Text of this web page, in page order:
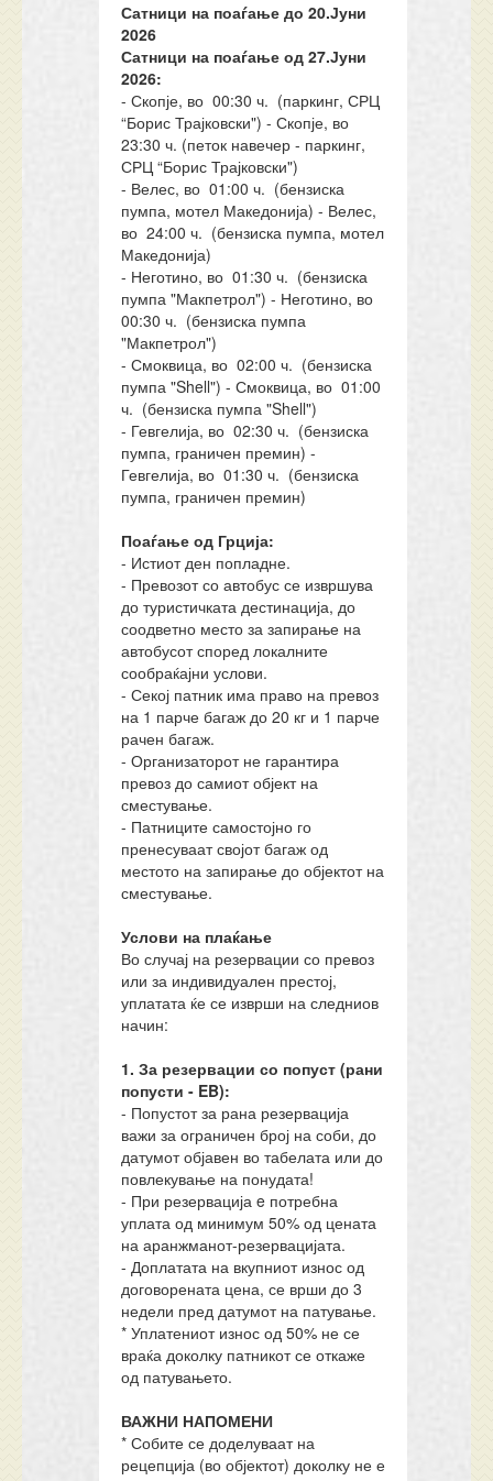
Сатници на поаѓање до 20.Јуни
2026
Сатници на поаѓање од 27.Јуни
2026:
- Скопје, во 00:30 ч. (паркинг, СРЦ
“Борис Трајковски") - Скопје, во
23:30 ч. (петок навечер - паркинг,
СРЦ “Борис Трајковски")
- Велес, во 01:00 ч. (бензиска
пумпа, мотел Македонија) - Велес,
во 24:00 ч. (бензиска пумпа, мотел
Македонија)
- Неготино, во 01:30 ч. (бензиска
пумпа "Макпетрол") - Неготино, во
00:30 ч. (бензиска пумпа
"Макпетрол")
- Смоквица, во 02:00 ч. (бензиска
пумпа "Shell") - Смоквица, во 01:00
ч. (бензиска пумпа "Shell")
- Гевгелија, во 02:30 ч. (бензиска
пумпа, граничен премин) -
Гевгелија, во 01:30 ч. (бензиска
пумпа, граничен премин)
Поаѓање од Грција:
- Истиот ден попладне.
- Превозот со автобус се извршува
до туристичката дестинација, до
соодветно место за запирање на
автобусот според локалните
сообраќајни услови.
- Секој патник има право на превоз
на 1 парче багаж до 20 кг и 1 парче
рачен багаж.
- Организаторот не гарантира
превоз до самиот објект на
сместување.
- Патниците самостојно го
пренесуваат својот багаж од
местото на запирање до објектот на
сместување.
Услови на плаќање
Во случај на резервации со превоз
или за индивидуален престој,
уплатата ќе се изврши на следниов
начин:
1. За резервации со попуст (рани
попусти - EB):
- Попустот за рана резервација
важи за ограничен број на соби, до
датумот објавен во табелата или до
повлекување на понудата!
- При резервација e потребна
уплата од минимум 50% од цената
на аранжманот-резервацијата.
- Доплатата на вкупниот износ од
договорената цена, се врши до 3
недели пред датумот на патување.
* Уплатениот износ од 50% не се
враќа доколку патникот се откаже
од патувањето.
ВАЖНИ НАПОМЕНИ
* Собите се доделуваат на
рецепција (во објектот) доколку не е